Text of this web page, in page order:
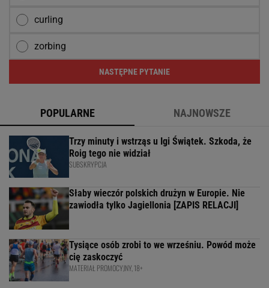
curling
zorbing
NASTĘPNE PYTANIE
POPULARNE NAJNOWSZE
Trzy minuty i wstrząs u Igi Świątek. Szkoda, że
Roig tego nie widział
SUBSKRYPCJA
Słaby wieczór polskich drużyn w Europie. Nie
zawiodła tylko Jagiellonia [ZAPIS RELACJI]
Tysiące osób zrobi to we wrześniu. Powód może
cię zaskoczyć
MATERIAŁ PROMOCYJNY, 18+